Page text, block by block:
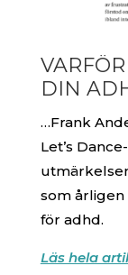
DIN
…Frank
Let’s
som
för adhd.
Läs hela